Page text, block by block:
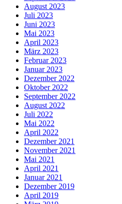
August 2023
Juli 2023
Juni 2023
Mai 2023
April 2023
März 2023
Februar 2023
Januar 2023
Dezember 2022
Oktober 2022
September 2022
August 2022
Juli 2022
Mai 2022
April 2022
Dezember 2021
November 2021
Mai 2021
April 2021
Januar 2021
Dezember 2019
April 2019